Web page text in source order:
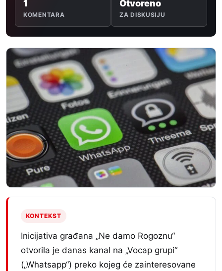
1
KOMENTARA
Otvoreno
ZA DISKUSIJU
KONTEKST
Inicijativa građana „Ne damo Rogoznu“
otvorila je danas kanal na „Vocap grupi“
(„Whatsapp“) preko kojeg će zainteresovane